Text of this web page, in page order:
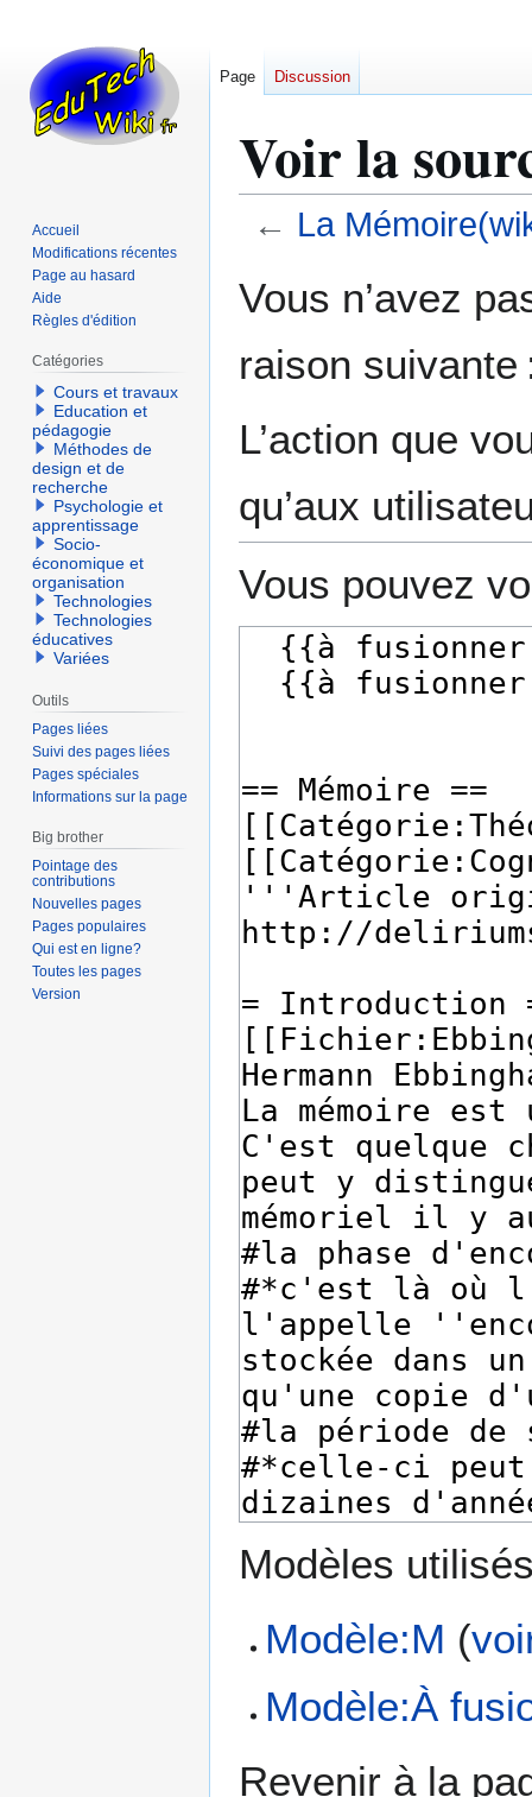
Voir la
← La
à
navigation
à
recherche
Vous n’avez
raison suivante
L’action que
qu’aux
Vous pouvez
Modèles
Modèle:M (
Modèle:À
Revenir à la
Page Discussion
Accueil
Modifications récentes
Page au hasard
Aide
Règles d'édition
Catégories
Cours et travaux
Education et
pédagogie
Méthodes de
design et de
recherche
Psychologie et
apprentissage
Socio-
économique et
organisation
Technologies
Technologies
éducatives
Variées
Outils
Pages liées
Suivi des pages liées
Pages spéciales
Informations sur la page
Big brother
Pointage des
contributions
Nouvelles pages
Pages populaires
Qui est en ligne?
Toutes les pages
Version